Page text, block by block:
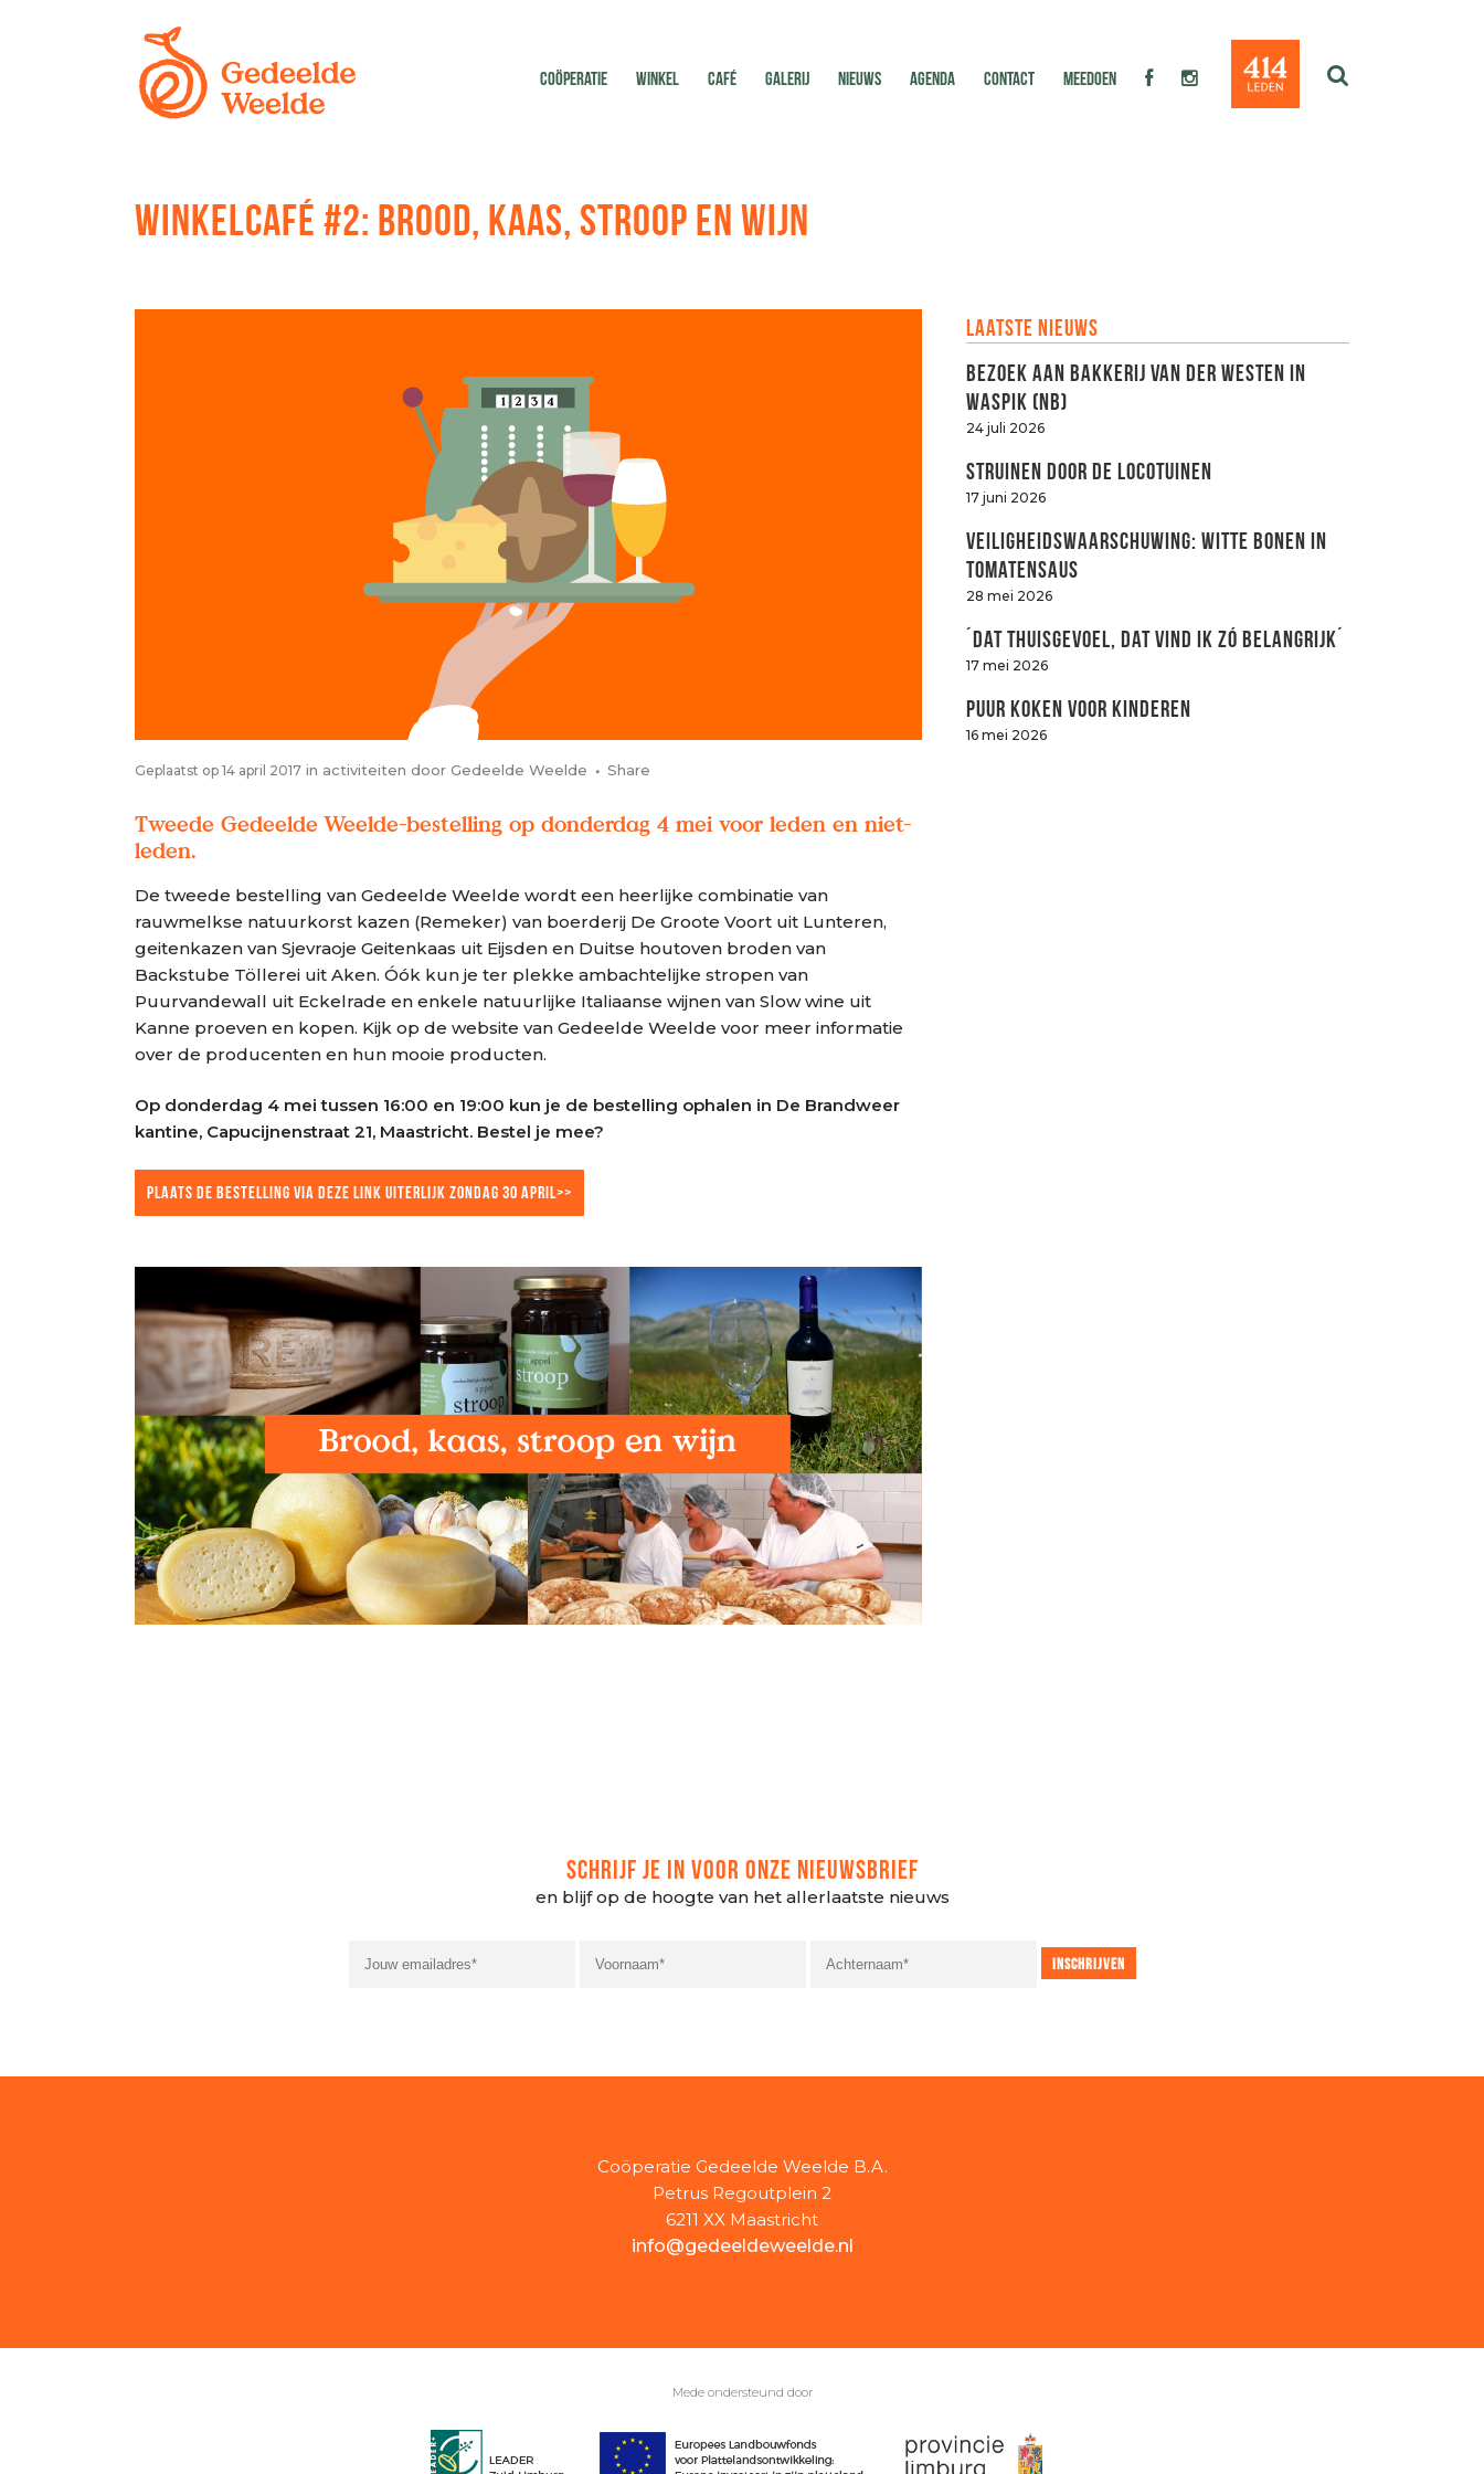
COÖPERATIE WINKEL CAFÉ GALERIJ NIEUWS AGENDA CONTACT MEEDOEN
WINKELCAFÉ #2: BROOD, KAAS, STROOP EN WIJN
Geplaatst op 14 april 2017 in activiteiten door Gedeelde Weelde Share
Tweede Gedeelde Weelde-bestelling op donderdag 4 mei voor leden en niet-
leden.
De tweede bestelling van Gedeelde Weelde wordt een heerlijke combinatie van
rauwmelkse natuurkorst kazen (Remeker) van boerderij De Groote Voort uit Lunteren,
geitenkazen van Sjevraoje Geitenkaas uit Eijsden en Duitse houtoven broden van
Backstube Töllerei uit Aken. Óók kun je ter plekke ambachtelijke stropen van
Puurvandewall uit Eckelrade en enkele natuurlijke Italiaanse wijnen van Slow wine uit
Kanne proeven en kopen. Kijk op de website van Gedeelde Weelde voor meer informatie
over de producenten en hun mooie producten.
Op donderdag 4 mei tussen 16:00 en 19:00 kun je de bestelling ophalen in De Brandweer
kantine, Capucijnenstraat 21, Maastricht. Bestel je mee?
PLAATS DE BESTELLING VIA DEZE LINK UITERLIJK ZONDAG 30 APRIL>>
Laatste nieuws
Bezoek aan Bakkerij van der Westen in
Waspik (NB)
24 juli 2026
Struinen door de LOCOtuinen
17 juni 2026
Veiligheidswaarschuwing: witte bonen in
tomatensaus
28 mei 2026
´Dat thuisgevoel, dat vind ik zó belangrijk´
17 mei 2026
Puur koken voor kinderen
16 mei 2026
SCHRIJF JE IN VOOR ONZE NIEUWSBRIEF
en blijf op de hoogte van het allerlaatste nieuws
Coöperatie Gedeelde Weelde B.A.
Petrus Regoutplein 2
6211 XX Maastricht
info@gedeeldeweelde.nl
Mede ondersteund door